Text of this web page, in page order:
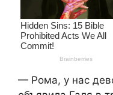
— Рома, у нас